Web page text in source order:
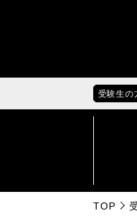
受験生の
TOP